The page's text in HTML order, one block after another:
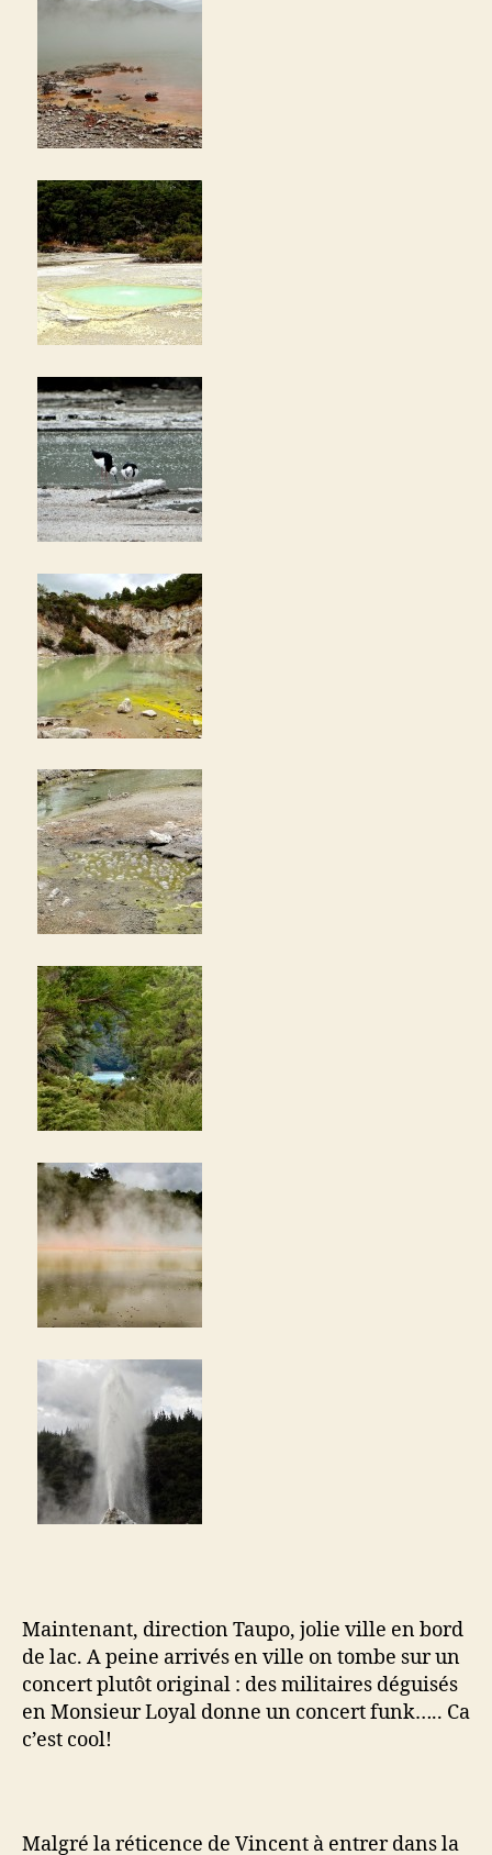
Maintenant, direction Taupo, jolie ville en bord
de lac. A peine arrivés en ville on tombe sur un
concert plutôt original : des militaires déguisés
en Monsieur Loyal donne un concert funk….. Ca
c’est cool!
Malgré la réticence de Vincent à entrer dans la